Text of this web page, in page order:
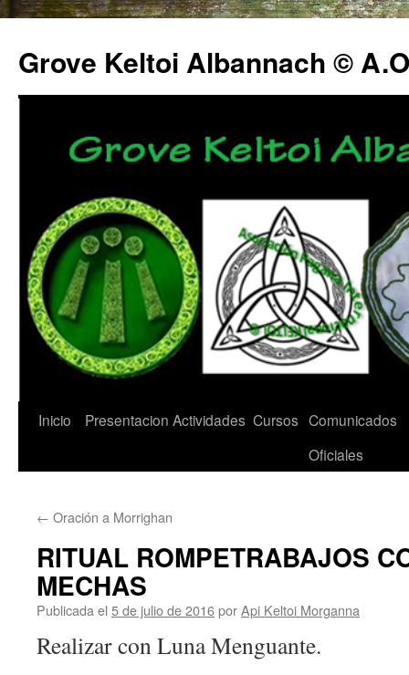
Grove Keltoi Albannach ©
Saltar
Inicio Presentacion Actividades Cursos Comunicados
Oficiales
← Oración a Morrighan
RITUAL ROMPETRABAJOS
MECHAS
Publicada el 5 de julio de 2016porApi Keltoi Morganna
Realizar con Luna Menguante.